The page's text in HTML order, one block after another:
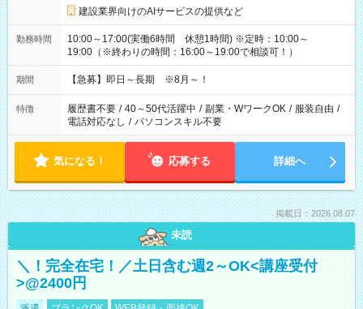
建設業界向けのAIサービスの提供など
勤務時間
10:00～17:00(実働6時間 休憩1時間) ※定時：10:00～
19:00（※終わりの時間：16:00～19:00で相談可！）
期間 【急募】即日～長期 ※8月～！
特徴 履歴書不要 / 40～50代活躍中 / 副業・WワークOK / 服装自由 /
電話対応なし / パソコンスキル不要
気になる！ 応募する 詳細へ
掲載日：2026.08.07
未読
＼！完全在宅！／土日含む週2～OK<講座受付
>@2400円